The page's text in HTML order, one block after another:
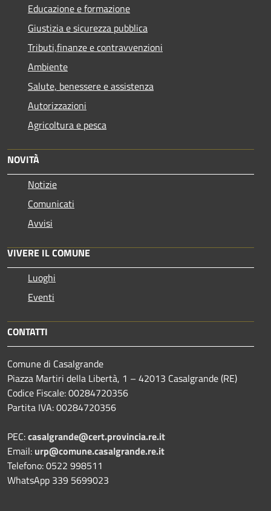
Educazione e formazione
Giustizia e sicurezza pubblica
Tributi,finanze e contravvenzioni
Ambiente
Salute, benessere e assistenza
Autorizzazioni
Agricoltura e pesca
NOVITÀ
Notizie
Comunicati
Avvisi
VIVERE IL COMUNE
Luoghi
Eventi
CONTATTI
Comune di Casalgrande
Piazza Martiri della Libertà, 1 – 42013 Casalgrande (RE)
Codice Fiscale: 00284720356
Partita IVA: 00284720356
PEC:casalgrande@cert.provincia.re.it
Email: urp@comune.casalgrande.re.it
Telefono: 0522 998511
WhatsApp 339 5699023